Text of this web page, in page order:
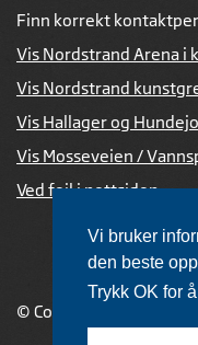
Vi bruker
den beste
Trykk OK for
Finn korrekt
Vis Nordstrand Arena i
Vis Nordstrand
Vis Hallager og
Vis Mosseveien /
Ved feil i nettsiden
© Copyright 2026 |